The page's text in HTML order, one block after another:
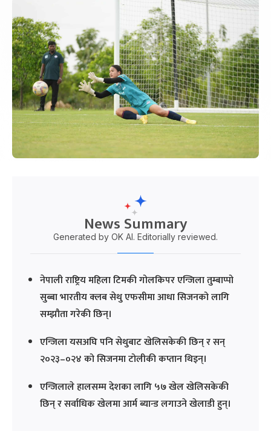
News Summary
Generated by OK AI. Editorially reviewed.
नेपाली राष्ट्रिय महिला टिमकी गोलकिपर एन्जिला तुम्बाप्पो
सुब्बा भारतीय क्लब सेथु एफसीमा आधा सिजनको लागि
सम्झौता गरेकी छिन्।
एन्जिला यसअघि पनि सेथुबाट खेलिसकेकी छिन् र सन्
२०२३–०२४ को सिजनमा टोलीकी कप्तान थिइन्।
एन्जिलाले हालसम्म देशका लागि ५७ खेल खेलिसकेकी
छिन् र सर्वाधिक खेलमा आर्म ब्यान्ड लगाउने खेलाडी हुन्।